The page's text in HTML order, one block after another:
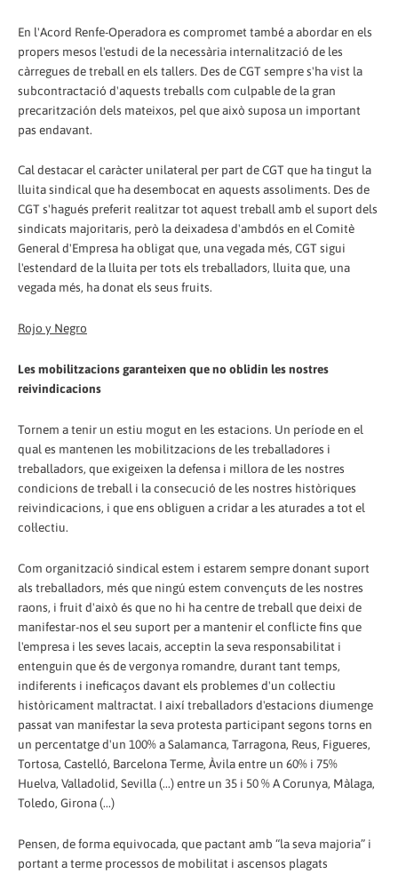
En l'Acord Renfe-Operadora es compromet també a abordar en els
propers mesos l'estudi de la necessària internalització de les
càrregues de treball en els tallers. Des de CGT sempre s'ha vist la
subcontractació d'aquests treballs com culpable de la gran
precaritzación dels mateixos, pel que això suposa un important
pas endavant.
Cal destacar el caràcter unilateral per part de CGT que ha tingut la
lluita sindical que ha desembocat en aquests assoliments. Des de
CGT s'hagués preferit realitzar tot aquest treball amb el suport dels
sindicats majoritaris, però la deixadesa d'ambdós en el Comitè
General d'Empresa ha obligat que, una vegada més, CGT sigui
l'estendard de la lluita per tots els treballadors, lluita que, una
vegada més, ha donat els seus fruits.
Rojo y Negro
Les mobilitzacions garanteixen que no oblidin les nostres
reivindicacions
Tornem a tenir un estiu mogut en les estacions. Un període en el
qual es mantenen les mobilitzacions de les treballadores i
treballadors, que exigeixen la defensa i millora de les nostres
condicions de treball i la consecució de les nostres històriques
reivindicacions, i que ens obliguen a cridar a les aturades a tot el
col·lectiu.
Com organització sindical estem i estarem sempre donant suport
als treballadors, més que ningú estem convençuts de les nostres
raons, i fruit d'això és que no hi ha centre de treball que deixi de
manifestar-nos el seu suport per a mantenir el conflicte fins que
l'empresa i les seves lacais, acceptin la seva responsabilitat i
entenguin que és de vergonya romandre, durant tant temps,
indiferents i ineficaços davant els problemes d'un col·lectiu
històricament maltractat. I així treballadors d'estacions diumenge
passat van manifestar la seva protesta participant segons torns en
un percentatge d'un 100% a Salamanca, Tarragona, Reus, Figueres,
Tortosa, Castelló, Barcelona Terme, Àvila entre un 60% i 75%
Huelva, Valladolid, Sevilla (...) entre un 35 i 50 % A Corunya, Màlaga,
Toledo, Girona (...)
Pensen, de forma equivocada, que pactant amb “la seva majoria” i
portant a terme processos de mobilitat i ascensos plagats